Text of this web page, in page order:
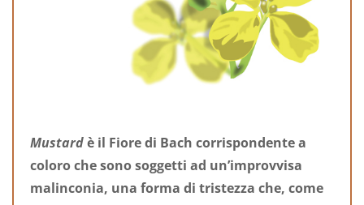
Mustardè il Fiore di Bach corrispondente a
coloro che sono soggetti ad un’improvvisa
malinconia, una forma di tristezza che, come